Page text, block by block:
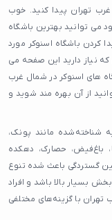
تهران پیدا کنید. خوب
می توانید بهترین باشگاه
کردن باشگاه اسنوکر مورد
نیاز دارید این صفحه می
های اسنوکر در شمال غرب
از آن بهره مند شوید و
شناخته‌شده مانند پونک،
باغ‌فیض، حصارک، دهکده
گستردگی باعث شده تنوع
بسیار بالا باشد و افراد
با گزینه‌های مختلفی